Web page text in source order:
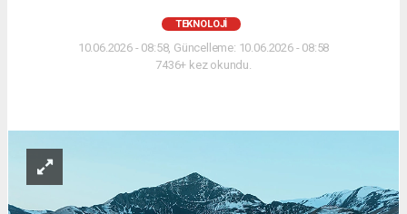
TEKNOLOJİ
10.06.2026 - 08:58, Güncelleme: 10.06.2026 - 08:58
7436+ kez okundu.